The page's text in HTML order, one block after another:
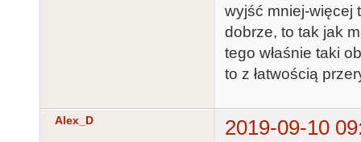
wyjść mniej-więcej
dobrze, to tak jak
tego właśnie taki
to z łatwością
Alex_D 2019-09-10